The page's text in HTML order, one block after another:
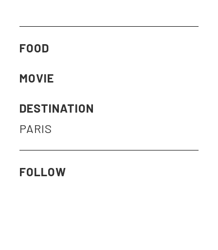
FOOD
MOVIE
DESTINATION
PARIS
FOLLOW